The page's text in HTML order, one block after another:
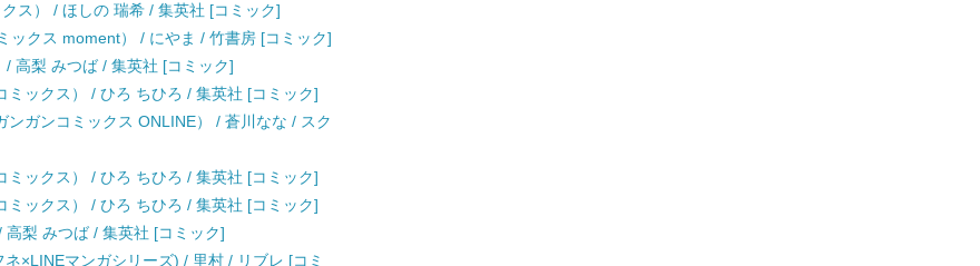
ス） / ほしの 瑞希 / 集英社 [コミック]
ックス moment） / にやま / 竹書房 [コミック]
高梨 みつば / 集英社 [コミック]
ックス） / ひろ ちひろ / 集英社 [コミック]
ガンコミックス ONLINE） / 蒼川なな / スク
ックス） / ひろ ちひろ / 集英社 [コミック]
ックス） / ひろ ちひろ / 集英社 [コミック]
梨 みつば / 集英社 [コミック]
×LINEマンガシリーズ) / 里村 / リブレ [コミ